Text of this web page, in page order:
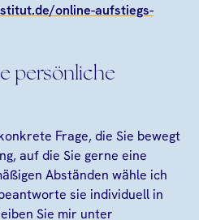
online-aufstiegs-
persönliche
Frage, die Sie bewegt
auf die Sie gerne eine
Abständen wähle ich
sie individuell in
Sie mir unter